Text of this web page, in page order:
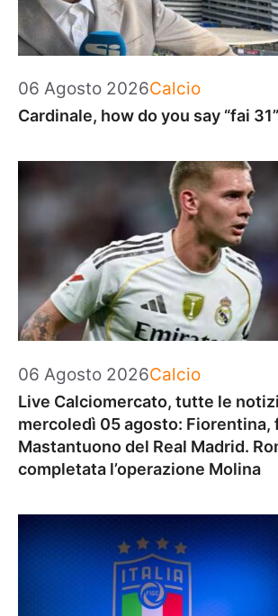
06 Agosto 2026Categorie
Calcio
Cardinale, how do you say “fai
06 Agosto 2026Categorie
Calcio
Live Calciomercato, tutte le
mercoledì 05 agosto: Fiorentina,
Mastantuono del Real Madrid.
completata l’operazione Molina